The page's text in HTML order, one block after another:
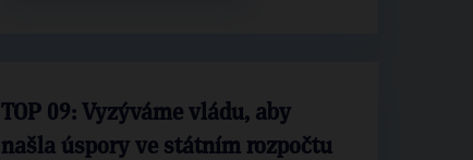
TOP 09: Vyzýváme vládu, aby
našla úspory ve státním rozpočtu